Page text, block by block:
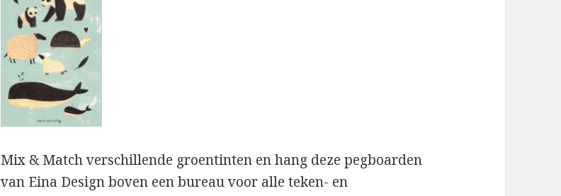
Mix & Match verschillende groentinten en hang deze pegboarden
van Eina Design boven een bureau voor alle teken- en